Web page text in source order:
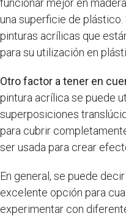
funcionar mejor en
una superficie de plástico.
pinturas acrílicas que
para su utilización en
Otro factor a tener en
pintura acrílica se puede
superposiciones
para cubrir
ser usada para crear
En general, se puede
excelente opción para
experimentar con